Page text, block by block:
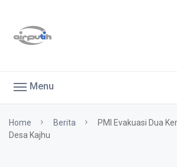
Menu
Home Berita
PMI Evakuasi Dua
Desa Kajhu